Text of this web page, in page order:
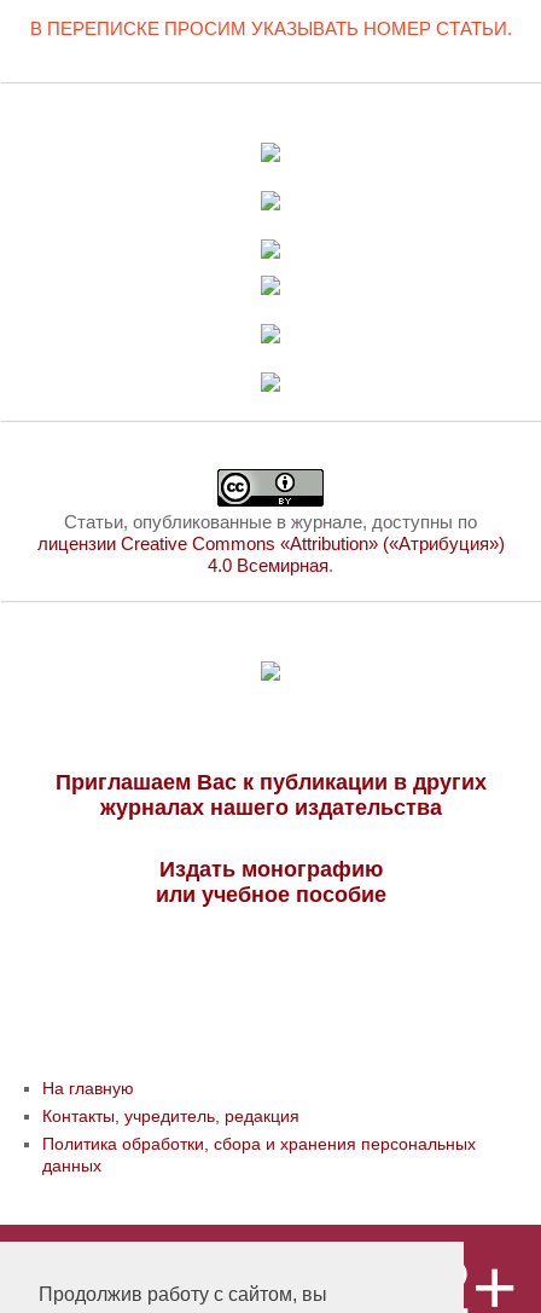
Продолжив работу с сайтом, вы
В ПЕРЕПИСКЕ ПРОСИМ УКАЗЫВАТЬ НОМЕР СТАТЬИ.
Статьи, опубликованные в журнале, доступны по
лицензии Creative Commons «Attribution» («Атрибуция»)
4.0 Всемирная.
Приглашаем Вас к публикации в других
журналах нашего издательства
Издать монографию
или учебное пособие
На главную
Контакты, учредитель, редакция
Политика обработки, сбора и хранения персональных
данных
«Publishing company «World of science»,
LLC Материалы, размещенные на сайте,
12+